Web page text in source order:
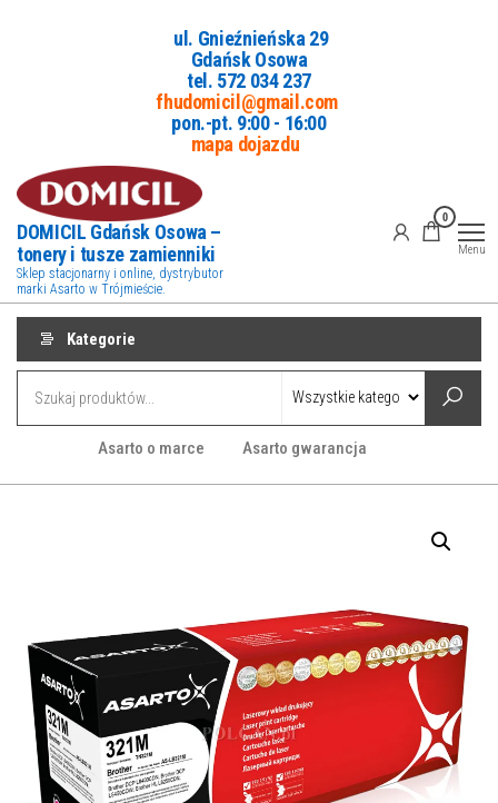
ul. Gnieźnieńska 29
Gdańsk Osowa
tel. 572 034 237
fhudomicil@gmail.com
pon.-pt. 9:00 - 16:00
mapa dojazdu
DOMICIL Gdańsk Osowa –
tonery i tusze zamienniki
Sklep stacjonarny i online, dystrybutor
marki Asarto w Trójmieście.
0
Menu
Kategorie
Asarto o marce Asarto gwarancja